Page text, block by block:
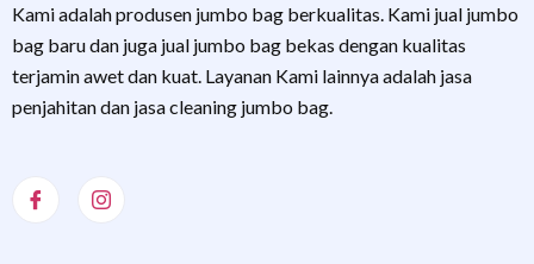
Kami adalah produsen jumbo bag berkualitas. Kami jual jumbo
bag baru dan juga jual jumbo bag bekas dengan kualitas
terjamin awet dan kuat. Layanan Kami lainnya adalah jasa
penjahitan dan jasa cleaning jumbo bag.